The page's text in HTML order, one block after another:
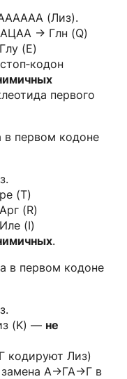
(Лиз).
→ Глн (Q)
(E)
первого
в первом кодоне
(T)
(R)
(I)
.
в первом кодоне
(K) — не
кодируют Лиз)
замена А→ГА→Г в